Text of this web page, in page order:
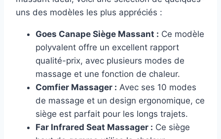
uns des modèles les plus appréciés :
Goes Canape Siège Massant : Ce modèle
polyvalent offre un excellent rapport
qualité-prix, avec plusieurs modes de
massage et une fonction de chaleur.
Comfier Massager : Avec ses 10 modes
de massage et un design ergonomique, ce
siège est parfait pour les longs trajets.
Far Infrared Seat Massager : Ce siège